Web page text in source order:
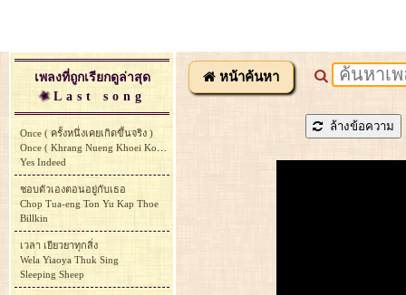
หน้าค้นหา
ล้างข้อความ
เพลงที่ถูกเรียกดูล่าสุด
Last song
Once ( ครั้งหนึ่งเคยเกิดขึ้นจริง )
Once ( Khrang Nueng Khoei Koet Khuen Ching )
Yes Indeed
ชอบตัวเองตอนอยู่กับเธอ
Chop Tua-eng Ton Yu Kap Thoe
Billkin
เวลา เยียวยาทุกสิ่ง
Wela Yiaoya Thuk Sing
Sleeping Sheep